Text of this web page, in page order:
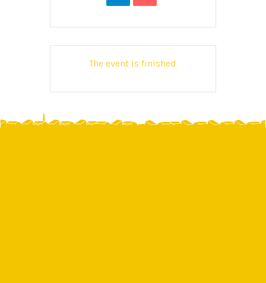
The event is finished.